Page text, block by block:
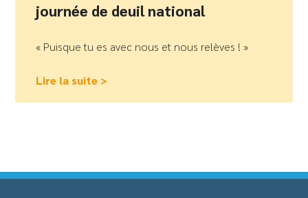
journée de deuil national
« Puisque tu es avec nous et nous relèves ! »
Lire la suite >